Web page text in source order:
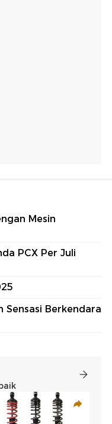
Mesin
PCX Per Juli
Sensasi Berkendara